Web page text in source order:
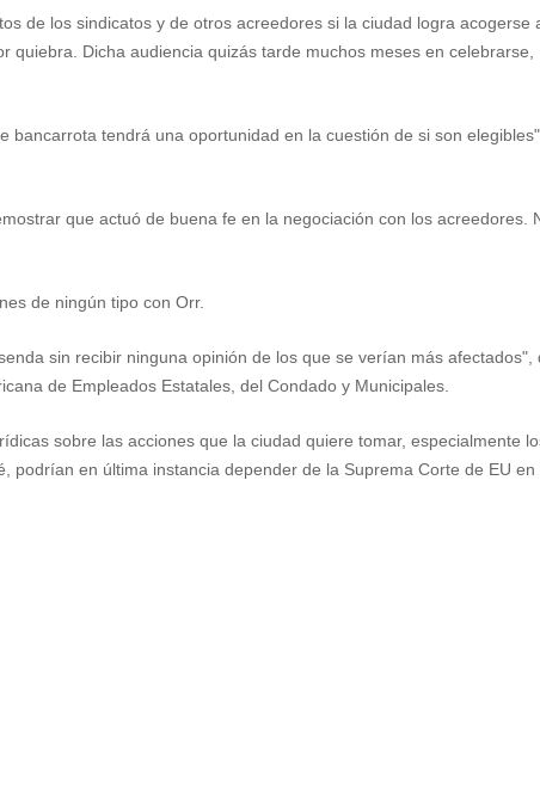
de los sindicatos y de otros acreedores si la ciudad logra acogerse
quiebra. Dicha audiencia quizás tarde muchos meses en celebrarse,
bancarrota tendrá una oportunidad en la cuestión de si son elegibles",
que actuó de buena fe en la negociación con los acreedores.
de ningún tipo con Orr.
sin recibir ninguna opinión de los que se verían más afectados",
de Empleados Estatales, del Condado y Municipales.
sobre las acciones que la ciudad quiere tomar, especialmente
podrían en última instancia depender de la Suprema Corte de EU en